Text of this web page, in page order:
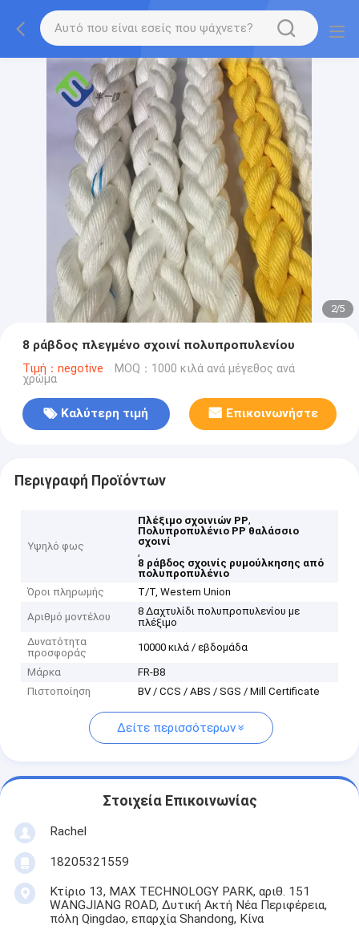
2/5
8 ράβδος πλεγμένο σχοινί πολυπροπυλενίου
Τιμή：negotive MOQ：1000 κιλά ανά μέγεθος ανά
χρώμα
Καλύτερη τιμή Επικοινωνήστε
Περιγραφή Προϊόντων
Υψηλό φως
Πλέξιμο σχοινιών PP,
Πολυπροπυλένιο PP θαλάσσιο
σχοινί
,
8 ράβδος σχοινίς ρυμούλκησης από
πολυπροπυλένιο
Όροι πληρωμής
T/T, Western Union
Αριθμό μοντέλου
8 Δαχτυλίδι πολυπροπυλενίου με
πλέξιμο
Δυνατότητα
προσφοράς
10000 κιλά / εβδομάδα
Μάρκα
FR-B8
Πιστοποίηση
BV / CCS / ABS / SGS / Mill Certificate
Δείτε περισσότερων
Στοιχεία Επικοινωνίας
Rachel
18205321559
Κτίριο 13, MAX TECHNOLOGY PARK, αριθ. 151
WANGJIANG ROAD, Δυτική Ακτή Νέα Περιφέρεια,
πόλη Qingdao, επαρχία Shandong, Κίνα